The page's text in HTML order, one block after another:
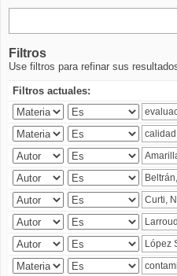
Filtros
Use filtros para refinar sus
Filtros actuales: